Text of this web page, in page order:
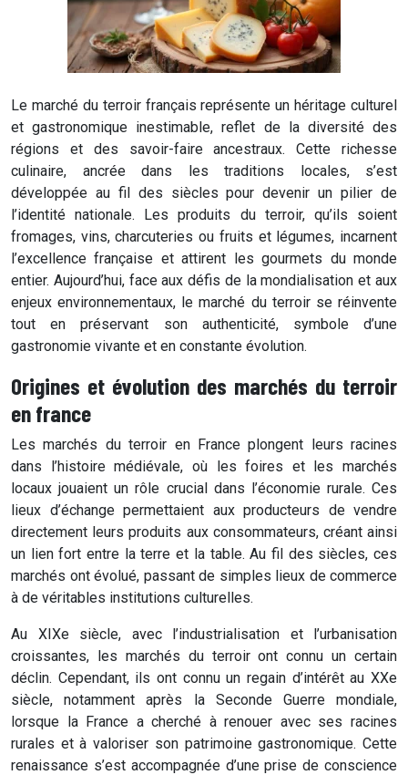
Le marché du terroir français représente un héritage culturel
et gastronomique inestimable, reflet de la diversité des
régions et des savoir-faire ancestraux. Cette richesse
culinaire, ancrée dans les traditions locales, s’est
développée au fil des siècles pour devenir un pilier de
l’identité nationale. Les produits du terroir, qu’ils soient
fromages, vins, charcuteries ou fruits et légumes, incarnent
l’excellence française et attirent les gourmets du monde
entier. Aujourd’hui, face aux défis de la mondialisation et aux
enjeux environnementaux, le marché du terroir se réinvente
tout en préservant son authenticité, symbole d’une
gastronomie vivante et en constante évolution.
Origines et évolution des marchés du terroir
en france
Les marchés du terroir en France plongent leurs racines
dans l’histoire médiévale, où les foires et les marchés
locaux jouaient un rôle crucial dans l’économie rurale. Ces
lieux d’échange permettaient aux producteurs de vendre
directement leurs produits aux consommateurs, créant ainsi
un lien fort entre la terre et la table. Au fil des siècles, ces
marchés ont évolué, passant de simples lieux de commerce
à de véritables institutions culturelles.
Au XIXe siècle, avec l’industrialisation et l’urbanisation
croissantes, les marchés du terroir ont connu un certain
déclin. Cependant, ils ont connu un regain d’intérêt au XXe
siècle, notamment après la Seconde Guerre mondiale,
lorsque la France a cherché à renouer avec ses racines
rurales et à valoriser son patrimoine gastronomique. Cette
renaissance s’est accompagnée d’une prise de conscience